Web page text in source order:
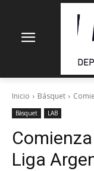
Inicio Básquet
Básquet LAB
Liga